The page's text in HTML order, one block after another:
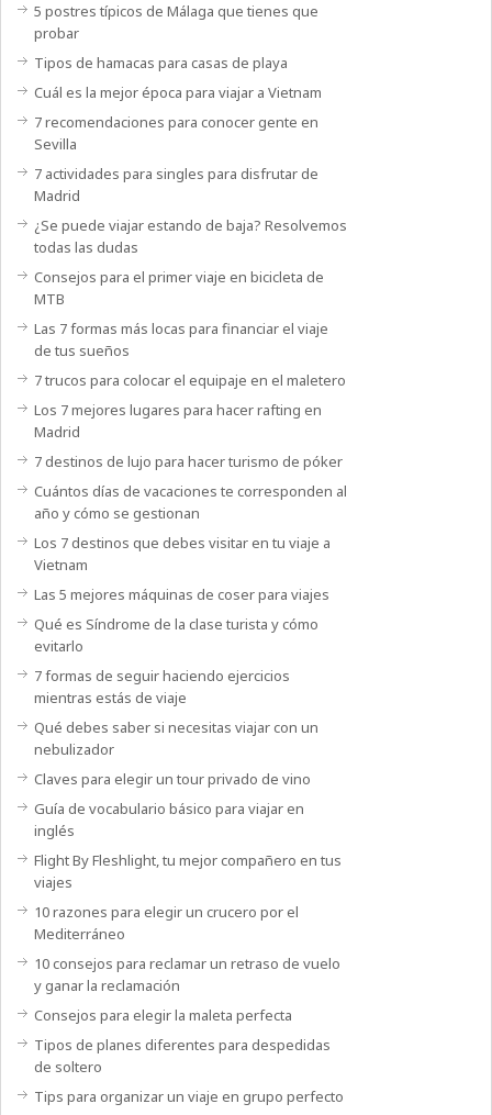
5 postres típicos de Málaga que tienes que
probar
Tipos de hamacas para casas de playa
Cuál es la mejor época para viajar a Vietnam
7 recomendaciones para conocer gente en
Sevilla
7 actividades para singles para disfrutar de
Madrid
¿Se puede viajar estando de baja? Resolvemos
todas las dudas
Consejos para el primer viaje en bicicleta de
MTB
Las 7 formas más locas para financiar el viaje
de tus sueños
7 trucos para colocar el equipaje en el maletero
Los 7 mejores lugares para hacer rafting en
Madrid
7 destinos de lujo para hacer turismo de póker
Cuántos días de vacaciones te corresponden al
año y cómo se gestionan
Los 7 destinos que debes visitar en tu viaje a
Vietnam
Las 5 mejores máquinas de coser para viajes
Qué es Síndrome de la clase turista y cómo
evitarlo
7 formas de seguir haciendo ejercicios
mientras estás de viaje
Qué debes saber si necesitas viajar con un
nebulizador
Claves para elegir un tour privado de vino
Guía de vocabulario básico para viajar en
inglés
Flight By Fleshlight, tu mejor compañero en tus
viajes
10 razones para elegir un crucero por el
Mediterráneo
10 consejos para reclamar un retraso de vuelo
y ganar la reclamación
Consejos para elegir la maleta perfecta
Tipos de planes diferentes para despedidas
de soltero
Tips para organizar un viaje en grupo perfecto